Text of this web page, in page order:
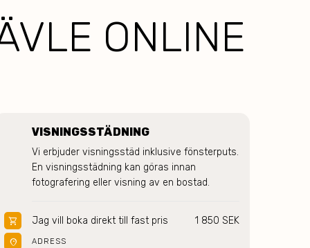
ONLINE
VISNINGSSTÄDNING
Vi erbjuder visningsstäd inklusive fönsterputs.
En visningsstädning kan göras innan
fotografering eller visning av en bostad.
shopping_cart Jag vill boka direkt till fast pris 1 850 SEK
location_on ADRESS